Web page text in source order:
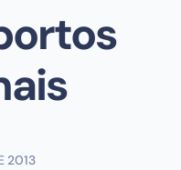
2013